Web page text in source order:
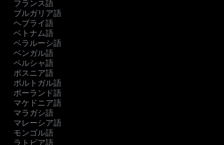
フランス語
ブルガリア語
ヘブライ語
ベトナム語
ベラルーシ語
ベンガル語
ペルシャ語
ボスニア語
ポルトガル語
ポーランド語
マケドニア語
マラガシ語
マレーシア語
モンゴル語
ラトビア語